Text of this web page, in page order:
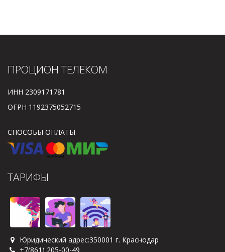
ПРОЦИОН ТЕЛЕКОМ
ИНН 2309171781
ОГРН 1192375052715
СПОСОБЫ ОПЛАТЫ
ТАРИФЫ
Юридический адрес:350001 г. Краснодар
+7(861) 205-00-49